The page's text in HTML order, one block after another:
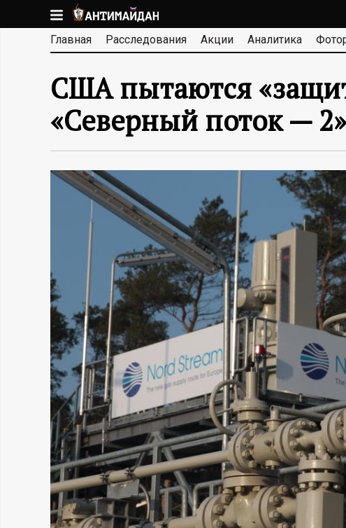
к
основномуА
Н
Т
И
М
Д
А
Н
-
и
н
ф
о
Главная Расследования Акции Аналитика
США пытаются
«Северный поток — 2»